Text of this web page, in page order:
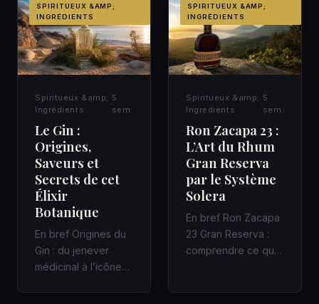
SPIRITUEUX &AMP;
INGRÉDIENTS
Spiritueux &amp;
Ingrédients
5
sem.
Le Gin :
Origines,
Saveurs et
Secrets de cet
Élixir
Botanique
En bref Origines du
Gin : du jenever
médicinal à l’icône
SPIRITUEUX &AMP;
INGRÉDIENTS
Spiritueux &amp;
Ingrédients
5
sem.
Ron Zacapa 23 :
L’Art du Rhum
Gran Reserva
par le Système
Solera
En bref Ron Zacapa
23 Gran Reserva :
comprendre ce que